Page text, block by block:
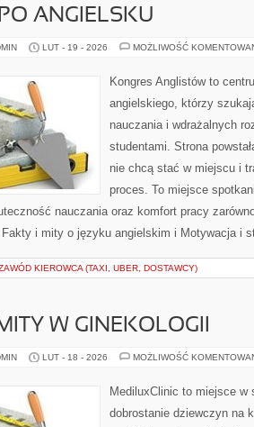
ANGIELSKU
LUT - 19 - 2026 MOŻLIWOŚĆ
Kongres Anglistów to
angielskiego, którzy
nauczania i wdrażalnych
studentami. Strona
nie chcą stać w miejscu i
proces. To miejsce
nauczania oraz komfort pracy
Fakty i mity o języku angielskim i Motywacja i
KIEROWCA (TAXI, UBER, DOSTAWCY)
W GINEKOLOGII
LUT - 18 - 2026 MOŻLIWOŚĆ
MediluxClinic to miejsce
dobrostanie dziewczyn na